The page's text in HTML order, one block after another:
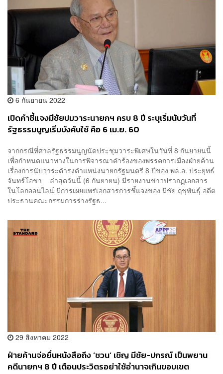
6 กันยายน 2022
เปิดคำชี้แจงมีชัยปมวาระนายกฯ ครบ 8 ปี ระบุเริ่มนับวันที่
รัฐธรรมนูญเริ่มบังคับใช้ คือ 6 เม.ย. 60
จากกรณีที่ศาลรัฐธรรมนูญนัดประชุมวาระพิเศษในวันที่ 8 กันยายนนี้
เพื่อกำหนดแนวทางในการพิจารณาคำร้องของพรรคการเมืองฝ่ายค้าน
เรื่องการนับวาระดำรงตำแหน่งนายกรัฐมนตรี 8 ปีของ พล.อ. ประยุทธ์
จันทร์โอชา ล่าสุดวันนี้ (6 กันยายน) มีรายงานข่าวปรากฏเอกสาร
ในโลกออนไลน์ มีการเผยแพร่เอกสารการชี้แจงของ มีชัย ฤชุพันธุ์ อดีต
ประธานคณะกรรมการร่างรัฐธ...
29 สิงหาคม 2022
ฝ่ายค้านจ่อยื่นหนังสือถึง ‘ชวน’ เชิญ มีชัย-ปกรณ์ เป็นพยาน
คดีนายกฯ 8 ปี เตือนประวิตรอย่าใช้อำนาจเกินขอบเขต